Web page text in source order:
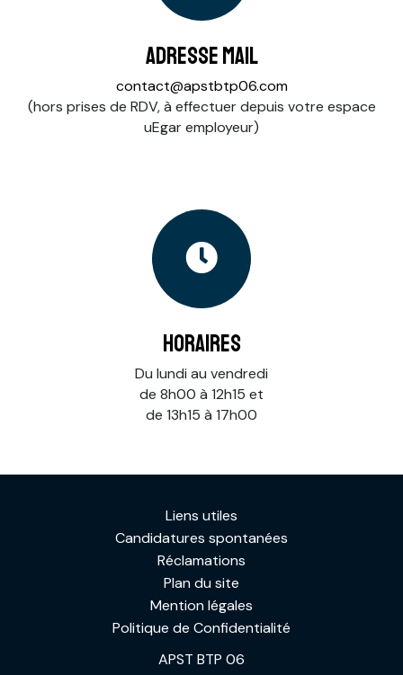
Adresse mail
contact@apstbtp06.com
(hors prises de RDV, à effectuer depuis votre espace
uEgar employeur)
Horaires
Du lundi au vendredi
de 8h00 à 12h15 et
de 13h15 à 17h00
Liens utiles
Candidatures spontanées
Réclamations
Plan du site
Mention légales
Politique de Confidentialité
APST BTP 06